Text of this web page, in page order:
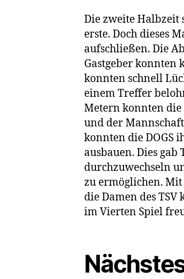
Die zweite Halbzeit
erste. Doch dieses
aufschließen. Die
Gastgeber
konnten schnell
einem Treffer
Metern konnten
und der
konnten die DOGS
ausbauen. Dies
durchzuwechseln
zu ermöglichen. Mit
die Damen des
im Vierten Spiel